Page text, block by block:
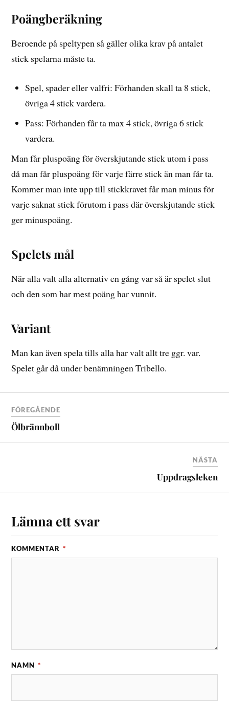
Poängberäkning
Beroende på speltypen så gäller olika krav på antalet
stick spelarna måste ta.
Spel, spader eller valfri: Förhanden skall ta 8 stick,
övriga 4 stick vardera.
Pass: Förhanden får ta max 4 stick, övriga 6 stick
vardera.
Man får pluspoäng för överskjutande stick utom i pass
då man får pluspoäng för varje färre stick än man får ta.
Kommer man inte upp till stickkravet får man minus för
varje saknat stick förutom i pass där överskjutande stick
ger minuspoäng.
Spelets mål
När alla valt alla alternativ en gång var så är spelet slut
och den som har mest poäng har vunnit.
Variant
Man kan även spela tills alla har valt allt tre ggr. var.
Spelet går då under benämningen Tribello.
FÖREGÅENDE
Ölbrännboll
NÄSTA
Uppdragsleken
Lämna ett svar
KOMMENTAR *
NAMN *